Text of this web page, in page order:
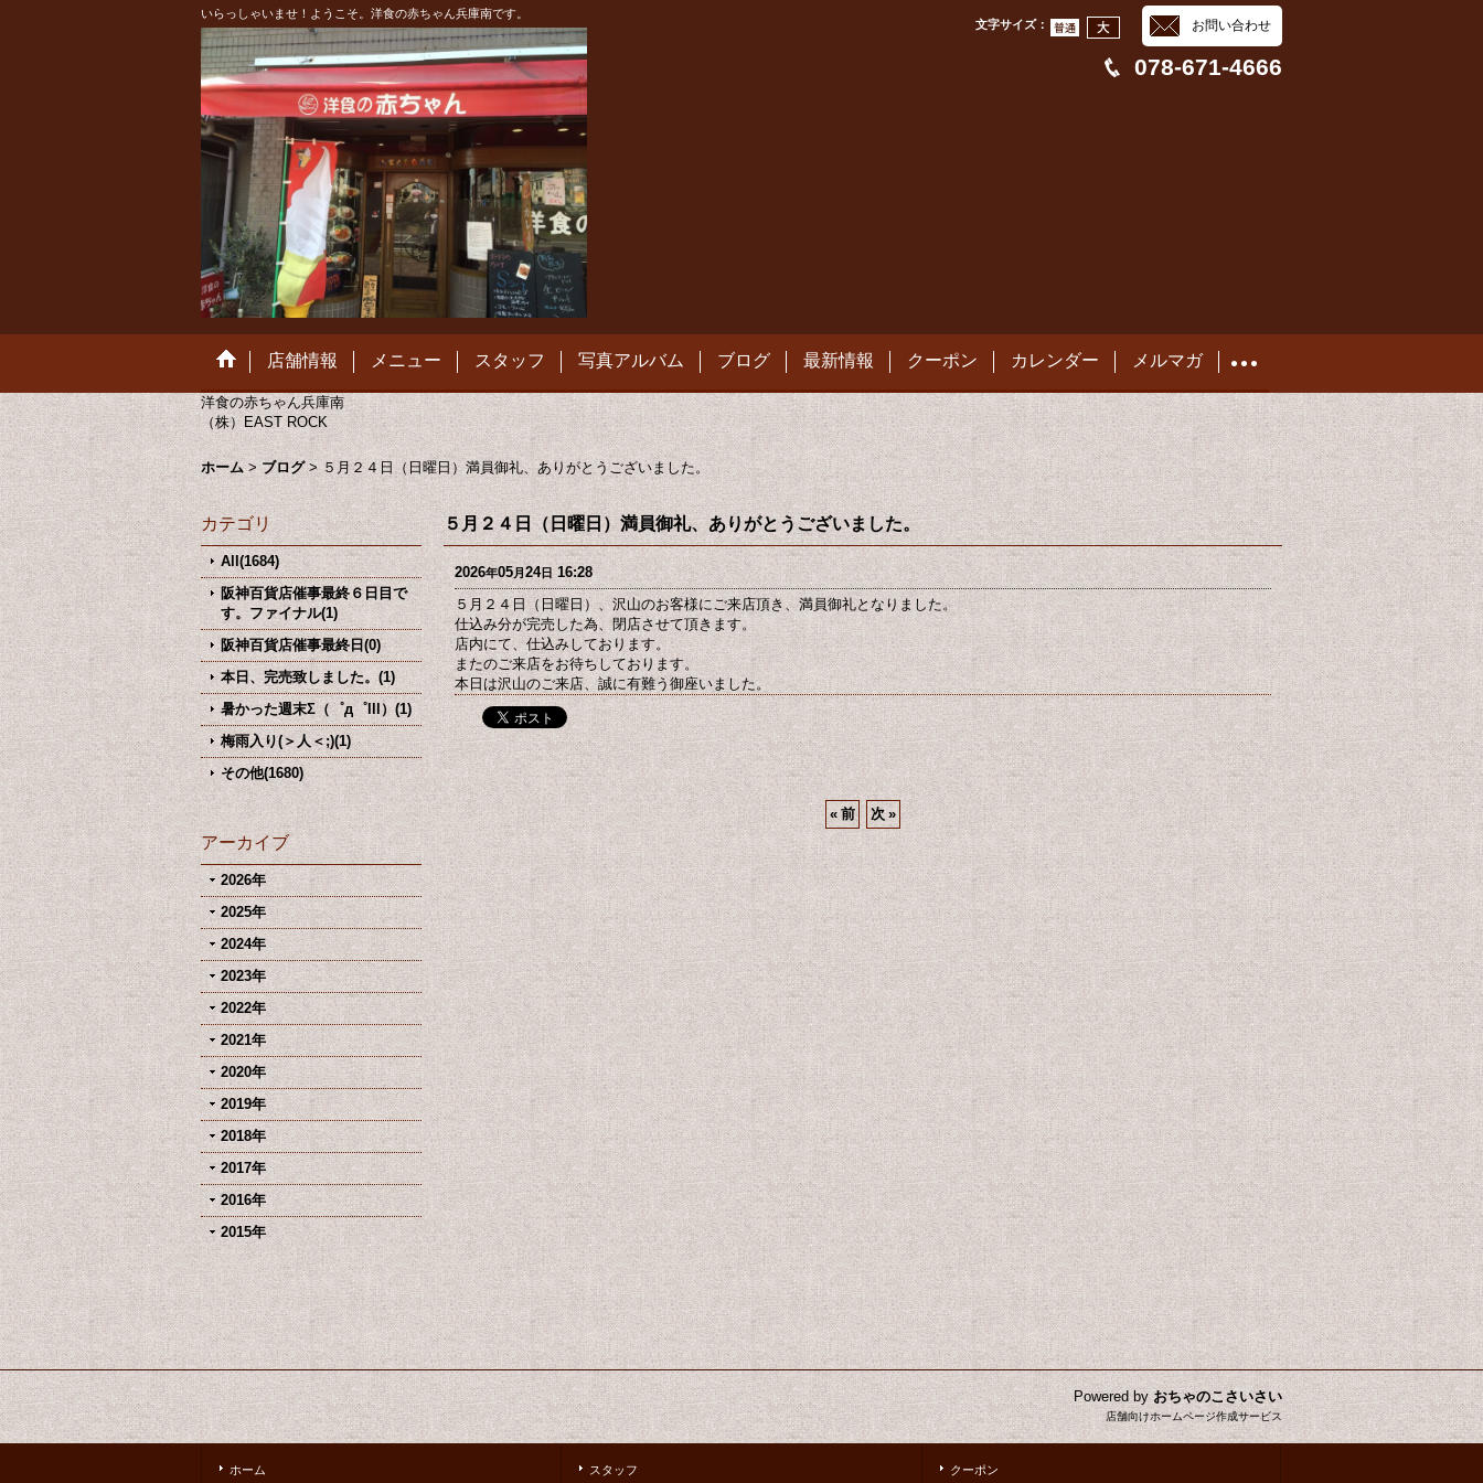
いらっしゃいませ！ようこそ。洋食の赤ちゃん兵庫南です。
お問い合わせ
文字サイズ：
078-671-4666
店舗情報 メニュー スタッフ 写真アルバム ブログ 最新情報 クーポン カレンダー メルマガ
洋食の赤ちゃん兵庫南
（株）EAST ROCK
ホーム > ブログ > ５月２４日（日曜日）満員御礼、ありがとうございました。
カテゴリ
All(1684)
阪神百貨店催事最終６日目で
す。ファイナル(1)
阪神百貨店催事最終日(0)
本日、完売致しました。(1)
暑かった週末Σ（゜д゜lll）(1)
梅雨入り(＞人＜;)(1)
その他(1680)
アーカイブ
2026年
2025年
2024年
2023年
2022年
2021年
2020年
2019年
2018年
2017年
2016年
2015年
５月２４日（日曜日）満員御礼、ありがとうございました。
2026年05月24日 16:28
５月２４日（日曜日）、沢山のお客様にご来店頂き、満員御礼となりました。
仕込み分が完売した為、閉店させて頂きます。
店内にて、仕込みしております。
またのご来店をお待ちしております。
本日は沢山のご来店、誠に有難う御座いました。
« 前 次 »
Powered by おちゃのこさいさい
店舗向けホームページ作成サービス
ホーム スタッフ クーポン